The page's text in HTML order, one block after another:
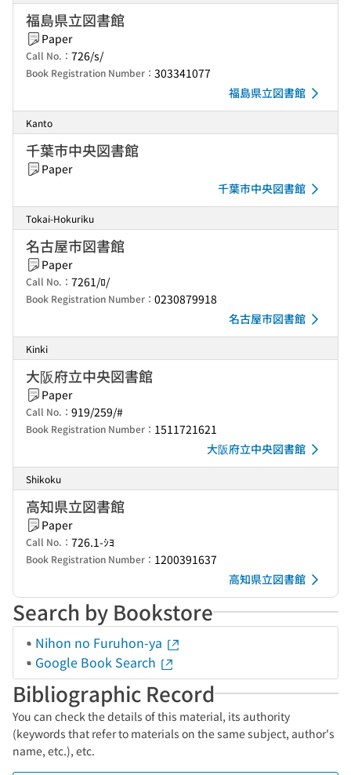
福島県立図書館
Paper
Call No.： 726/s/
Book Registration Number： 303341077
福島県立図書館
Kanto
千葉市中央図書館
Paper
千葉市中央図書館
Tokai-Hokuriku
名古屋市図書館
Paper
Call No.： 7261/ﾛ/
Book Registration Number： 0230879918
名古屋市図書館
Kinki
大阪府立中央図書館
Paper
Call No.： 919/259/#
Book Registration Number： 1511721621
大阪府立中央図書館
Shikoku
高知県立図書館
Paper
Call No.： 726.1-ｼﾖ
Book Registration Number： 1200391637
高知県立図書館
Search by Bookstore
Nihon no Furuhon-ya
Google Book Search
Bibliographic Record
You can check the details of this material, its authority
(keywords that refer to materials on the same subject, author's
name, etc.), etc.